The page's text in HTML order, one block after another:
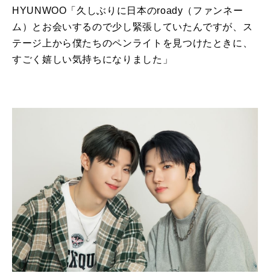
HYUNWOO「久しぶりに日本のroady （ファンネー
ム）とお会いするので少し緊張していたんですが、ス
テージ上から僕たちのペンライトを見つけたときに、
すごく嬉しい気持ちになりました」